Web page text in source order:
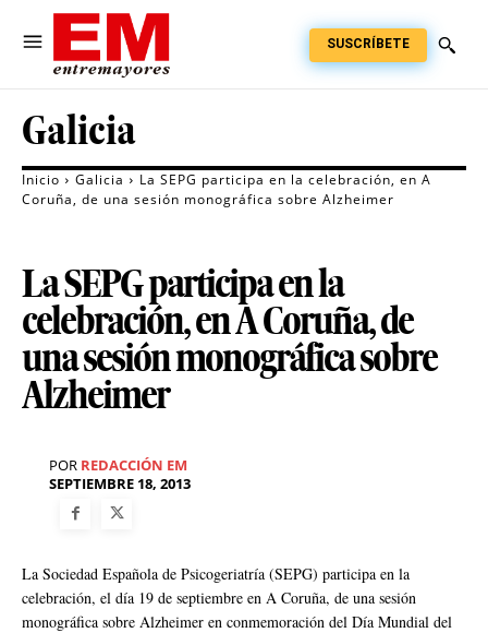
SUSCRÍBETE
Galicia
Inicio Galicia
La SEPG participa en la celebración, en A
Coruña, de una sesión monográfica sobre Alzheimer
La SEPG participa en la
celebración, en A Coruña, de
una sesión monográfica sobre
Alzheimer
POR REDACCIÓN EM
SEPTIEMBRE 18, 2013
La Sociedad Española de Psicogeriatría (SEPG) participa en la
celebración, el día 19 de septiembre en A Coruña, de una sesión
monográfica sobre Alzheimer en conmemoración del Día Mundial del